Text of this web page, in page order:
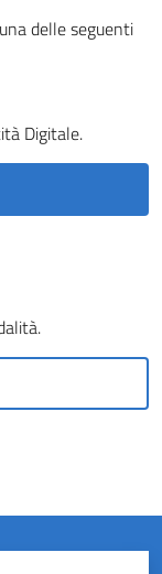
delle seguenti
Digitale.